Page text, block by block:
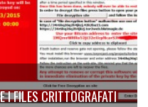
I FILES CRITTOGRAFATI